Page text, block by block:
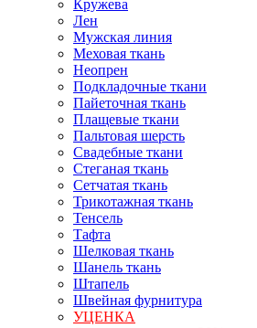
Кружева
Лен
Мужская линия
Меховая ткань
Неопрен
Подкладочные ткани
Пайеточная ткань
Плащевые ткани
Пальтовая шерсть
Свадебные ткани
Стеганая ткань
Сетчатая ткань
Трикотажная ткань
Тенсель
Тафта
Шелковая ткань
Шанель ткань
Штапель
Швейная фурнитура
УЦЕНКА